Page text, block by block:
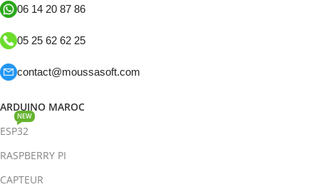
06 14 20 87 86
05 25 62 62 25
contact@moussasoft.com
ARDUINO MAROC
ESP32
NEW
RASPBERRY PI
CAPTEUR